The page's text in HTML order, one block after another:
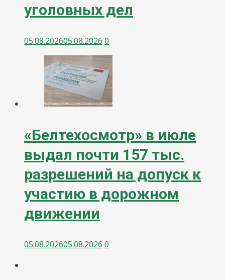
уголовных дел
05.08.202605.08.2026 0
«Белтехосмотр» в июле
выдал почти 157 тыс.
разрешений на допуск к
участию в дорожном
движении
05.08.202605.08.2026 0